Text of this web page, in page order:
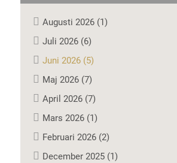
Augusti 2026 (1)
Juli 2026 (6)
Juni 2026 (5)
Maj 2026 (7)
April 2026 (7)
Mars 2026 (1)
Februari 2026 (2)
December 2025 (1)